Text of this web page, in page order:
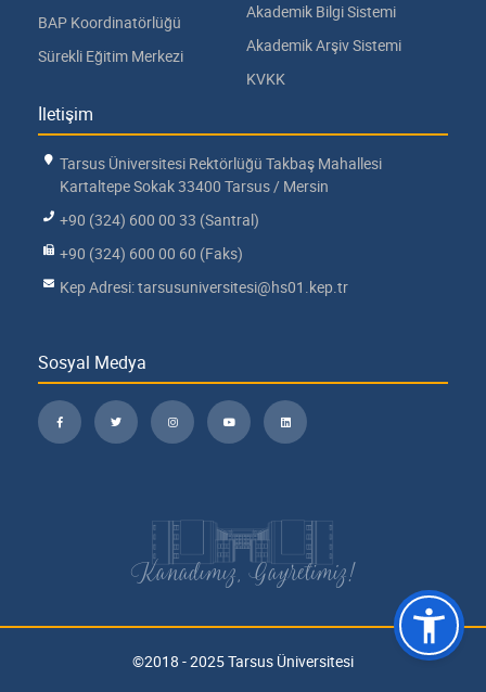
BAP Koordinatörlüğü
Sürekli Eğitim Merkezi
Akademik Bilgi Sistemi
Akademik Arşiv Sistemi
KVKK
İletişim
Tarsus Üniversitesi Rektörlüğü Takbaş Mahallesi
Kartaltepe Sokak 33400 Tarsus / Mersin
+90 (324) 600 00 33 (Santral)
+90 (324) 600 00 60 (Faks)
Kep Adresi: tarsusuniversitesi@hs01.kep.tr
Sosyal Medya
Kanadımız, Gayretimiz!
©2018 - 2025 Tarsus Üniversitesi